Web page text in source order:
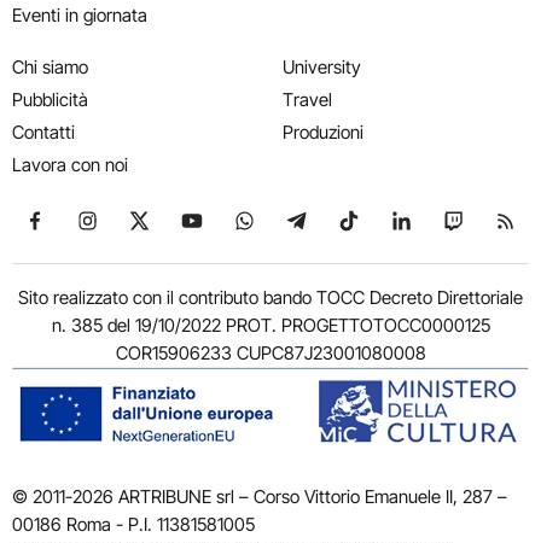
Eventi in giornata
Chi siamo
Pubblicità
Contatti
Lavora con noi
University
Travel
Produzioni
Seguici su Facebook
Seguici su Instagram
Seguici su X
Seguici su YouTube
Seguici su WhatsApp
Seguici su Telegram
Seguici su TikTok
Seguici su
Seguici
Sito realizzato con il contributo bando TOCC Decreto Direttoriale
n. 385 del 19/10/2022 PROT. PROGETTOTOCC0000125
COR15906233 CUPC87J23001080008
© 2011-2026 ARTRIBUNE srl – Corso Vittorio Emanuele II, 287 –
00186 Roma - P.I. 11381581005